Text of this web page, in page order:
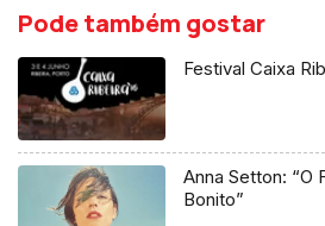
Pode também gostar
Festival Caixa
Anna Setton: “O
Bonito”